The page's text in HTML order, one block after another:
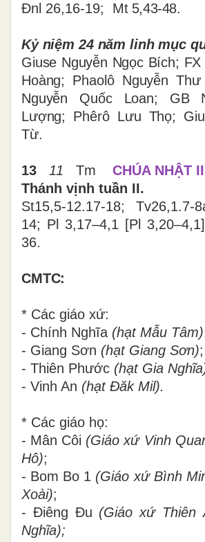
Đnl 26,16-19; Mt 5,43-48.
Kỷ niệm 24 năm linh mục
Giuse Nguyễn Ngọc Bích;
Hoàng; Phaolô Nguyễn
Nguyễn Quốc Loan; GB
Lượng; Phêrô Lưu Thọ;
Từ.
13 11 Tm CHÚA NHẬT
Thánh vịnh tuần II.
St15,5-12.17-18; Tv26,1.7-
14; Pl 3,17–4,1 [Pl 3,20–4,1]
36.
CMTC:
* Các giáo xứ:
- Chính Nghĩa (hạt Mẫu Tâm)
- Giang Sơn (hạt Giang Sơn);
- Thiên Phước (hạt Gia
- Vinh An (hạt Đăk Mil).
* Các giáo họ:
- Mân Côi (Giáo xứ Vinh
Hô);
- Bom Bo 1 (Giáo xứ Bình
Xoài);
- Điêng Đu (Giáo xứ Thiên
Nghĩa);